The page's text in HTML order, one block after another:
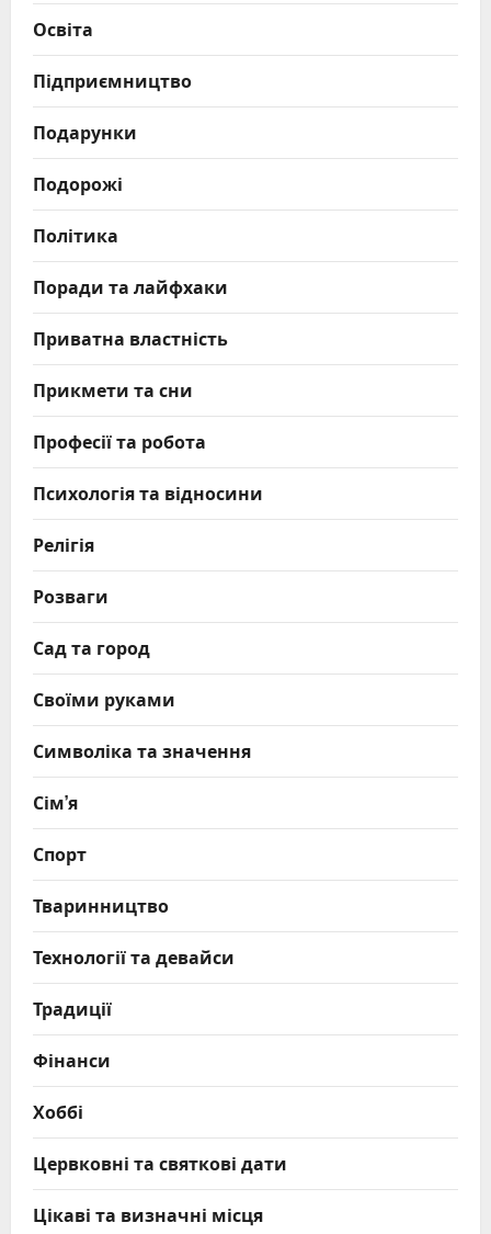
Освіта
Підприємництво
Подарунки
Подорожі
Політика
Поради та лайфхаки
Приватна властність
Прикмети та сни
Професії та робота
Психологія та відносини
Релігія
Розваги
Сад та город
Своїми руками
Символіка та значення
Сім’я
Спорт
Тваринництво
Технології та девайси
Традиції
Фінанси
Хоббі
Цервковні та святкові дати
Цікаві та визначні місця